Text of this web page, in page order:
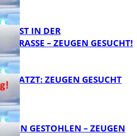
IN DER
– ZEUGEN GESUCHT!
ZEUGEN GESUCHT
GESTOHLEN – ZEUGEN